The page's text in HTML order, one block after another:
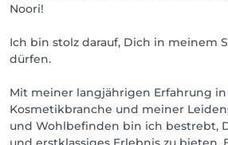
Noori!
Ich bin stolz darauf, Dich in meinem
dürfen.
Mit meiner langjährigen Erfahrung
Kosmetikbranche und meiner
und Wohlbefinden bin ich bestrebt,